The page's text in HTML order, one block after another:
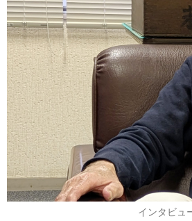
インタビュ